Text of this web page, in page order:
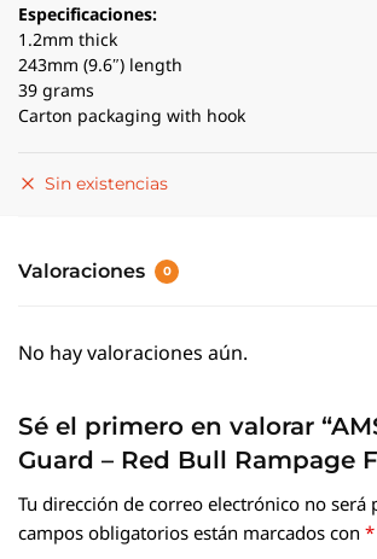
Especificaciones:
1.2mm thick
243mm (9.6″) length
39 grams
Carton packaging with hook
Sin existencias
Valoraciones 0
No hay valoraciones aún.
Sé el primero en valorar
Guard – Red Bull Rampage
Tu dirección de correo electrónico no será
campos obligatorios están marcados con*